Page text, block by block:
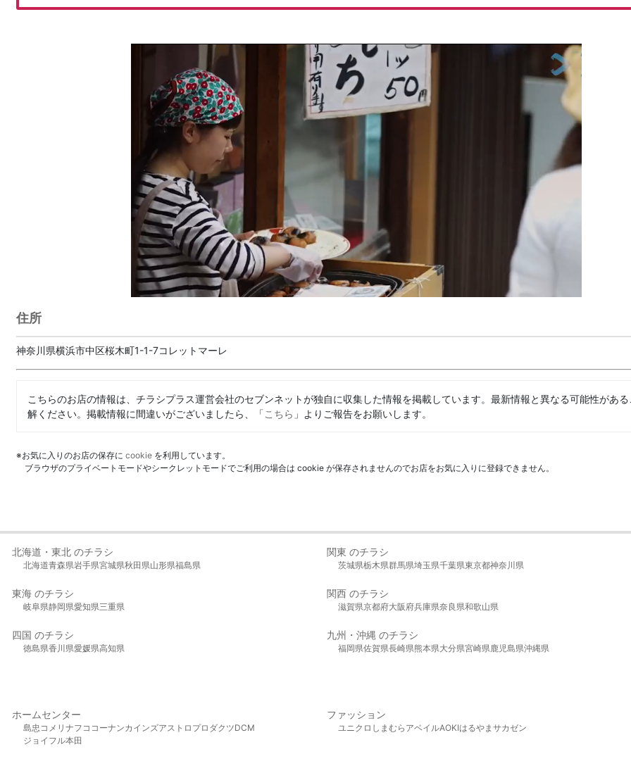
住所
神奈川県横浜市中区桜木町1-1-7コレットマーレ
こちらのお店の情報は、チラシプラス運営会社のセブンネットが独自に収集した情報を掲載しています。最新情報と異なる可能性があ
解ください。掲載情報に間違いがございましたら、「こちら 」よりご報告をお願いします。
※お気に入りのお店の保存に cookie を利用しています。
ブラウザのプライベートモードやシークレットモードでご利用の場合は cookie が保存されませんのでお店をお気に入りに登録できません。
北海道・東北 のチラシ
北海道青森県岩手県宮城県秋田県山形県福島県
関東 のチラシ
茨城県栃木県群馬県埼玉県千葉県東京都神奈川県
東海 のチラシ
岐阜県静岡県愛知県三重県
関西 のチラシ
滋賀県京都府大阪府兵庫県奈良県和歌山県
四国 のチラシ
徳島県香川県愛媛県高知県
九州・沖縄 のチラシ
福岡県佐賀県長崎県熊本県大分県宮崎県鹿児島県沖縄県
ホームセンター
島忠 コメリ ナフコ コーナンカインズアストロプロダクツDCM
ジョイフル本田
ファッション
ユニクロ しまむら アベイルAOKIはるやま サカゼン